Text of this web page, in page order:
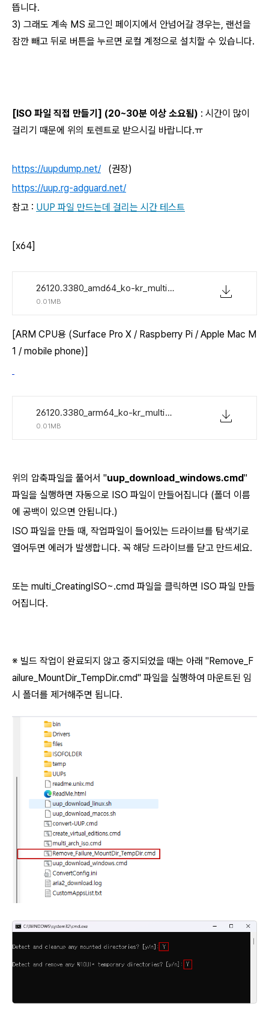
뜹니다.
3) 그래도 계속 MS 로그인 페이지에서 안넘어갈 경우는, 랜선을
잠깐 빼고 뒤로 버튼을 누르면 로컬 계정으로 설치할 수 있습니다.
[ISO 파일 직접 만들기] (20~30분 이상 소요됨) : 시간이 많이
걸리기 때문에 위의 토렌트로 받으시길 바랍니다.ㅠ
https://uupdump.net/ (권장)
https://uup.rg-adguard.net/
참고 : UUP 파일 만드는데 걸리는 시간 테스트
[x64]
26120.3380_amd64_ko-kr_multi_ba8d2e9e_convert_virtual.zip
0.01MB
[ARM CPU용 (Surface Pro X / Raspberry Pi / Apple Mac M
1 / mobile phone)]
26120.3380_arm64_ko-kr_multi_a1135a61_convert_virtual.zip
0.01MB
위의 압축파일을 풀어서 "uup_download_windows.cmd"
파일을 실행하면 자동으로 ISO 파일이 만들어집니다 (폴더 이름
에 공백이 있으면 안됩니다.)
ISO 파일을 만들 때, 작업파일이 들어있는 드라이브를 탐색기로
열어두면 에러가 발생합니다. 꼭 해당 드라이브를 닫고 만드세요.
또는 multi_CreatingISO~.cmd 파일을 클릭하면 ISO 파일 만들
어집니다.
※ 빌드 작업이 완료되지 않고 중지되었을 때는 아래 "Remove_F
ailure_MountDir_TempDir.cmd" 파일을 실행하여 마운트된 임
시 폴더를 제거해주면 됩니다.